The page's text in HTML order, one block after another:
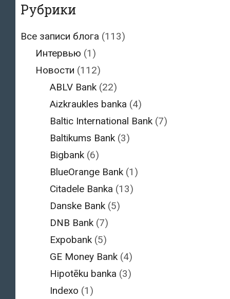
Рубрики
Все записи блога (113)
Интервью (1)
Новости (112)
ABLV Bank (22)
Aizkraukles banka (4)
Baltic International Bank (7)
Baltikums Bank (3)
Bigbank (6)
BlueOrange Bank (1)
Citadele Banka (13)
Danske Bank (5)
DNB Bank (7)
Expobank (5)
GE Money Bank (4)
Hipotēku banka (3)
Indexo (1)